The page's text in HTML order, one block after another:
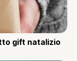
gift natalizio